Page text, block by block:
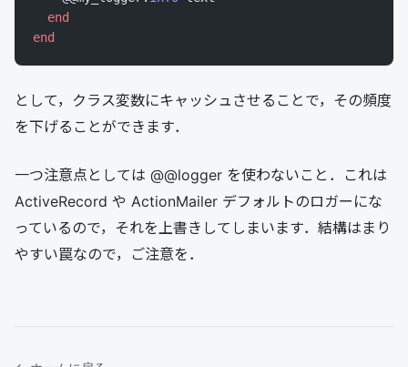
  end
end
として，クラス変数にキャッシュさせることで，その頻度
を下げることができます．
一つ注意点としては @@logger を使わないこと．これは
ActiveRecord や ActionMailer デフォルトのロガーにな
っているので，それを上書きしてしまいます．結構はまり
やすい罠なので，ご注意を．